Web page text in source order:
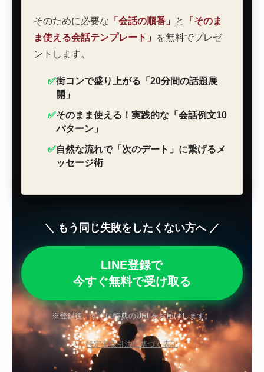
そのために必要な 「会話の順番」 と
「そのま
ま使える会話テンプレート」 を無料でプレゼ
ントします。
✅街コンで盛り上がる「20分間の話題展
開」
✅そのまま使える！実践的な「会話例文10
パターン」
✅自然な流れで「次のデート」に繋げるメ
ッセージ術
＼ もう同じ失敗をしたくない方へ ／
LINE登録で
今すぐ無料で受け取る
※登録後、すぐに特典のURLをお届けします。
特定商取引法に基づく表記